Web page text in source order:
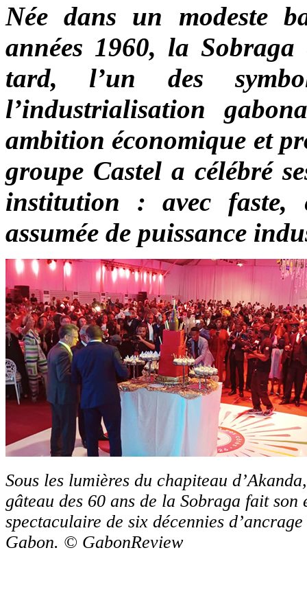
Née dans un modeste
années 1960, la Sobraga
tard, l’un des
l’industrialisation
ambition économique et
groupe Castel a célébré
institution : avec faste,
assumée de puissance
Sous les lumières du chapiteau
gâteau des 60 ans de la Sobraga fait son
spectaculaire de six décennies
Gabon. © GabonReview